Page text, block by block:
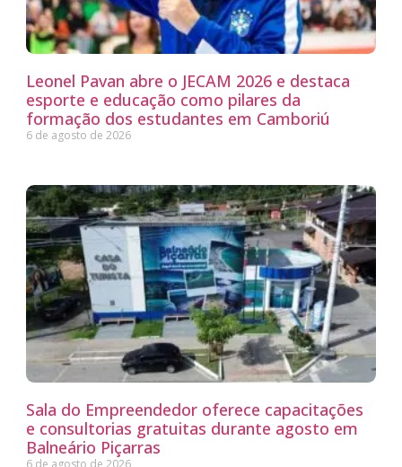
Leonel Pavan abre o JECAM 2026 e destaca
esporte e educação como pilares da
formação dos estudantes em Camboriú
6 de agosto de 2026
Sala do Empreendedor oferece capacitações
e consultorias gratuitas durante agosto em
Balneário Piçarras
6 de agosto de 2026